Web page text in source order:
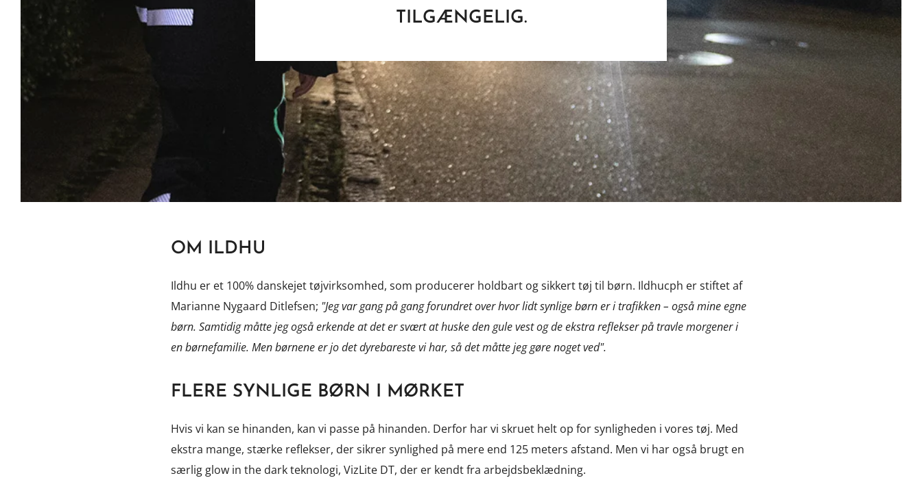
TILGÆNGELIG.
OM ILDHU
Ildhu er et 100% danskejet tøjvirksomhed, som producerer holdbart og sikkert tøj til børn. Ildhucph er stiftet af
Marianne Nygaard Ditlefsen; "Jeg var gang på gang forundret over hvor lidt synlige børn er i trafikken – også mine egne
børn. Samtidig måtte jeg også erkende at det er svært at huske den gule vest og de ekstra reflekser på travle morgener i
en børnefamilie. Men børnene er jo det dyrebareste vi har, så det måtte jeg gøre noget ved".
FLERE SYNLIGE BØRN I MØRKET
Hvis vi kan se hinanden, kan vi passe på hinanden. Derfor har vi skruet helt op for synligheden i vores tøj. Med
ekstra mange, stærke reflekser, der sikrer synlighed på mere end 125 meters afstand. Men vi har også brugt en
særlig glow in the dark teknologi, VizLite DT, der er kendt fra arbejdsbeklædning.